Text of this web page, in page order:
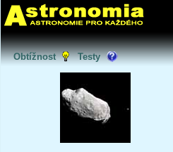
Obtížnost Testy